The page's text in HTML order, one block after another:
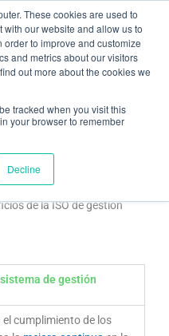
These cookies are used to
our website and allow us to
to improve and customize
and metrics about our visitors
out more about the cookies we
tracked when you visit this
your browser to remember
Decline
ambiental
más fácil dirigir una
de la ISO de gestión
de gestión
cumplimiento de los